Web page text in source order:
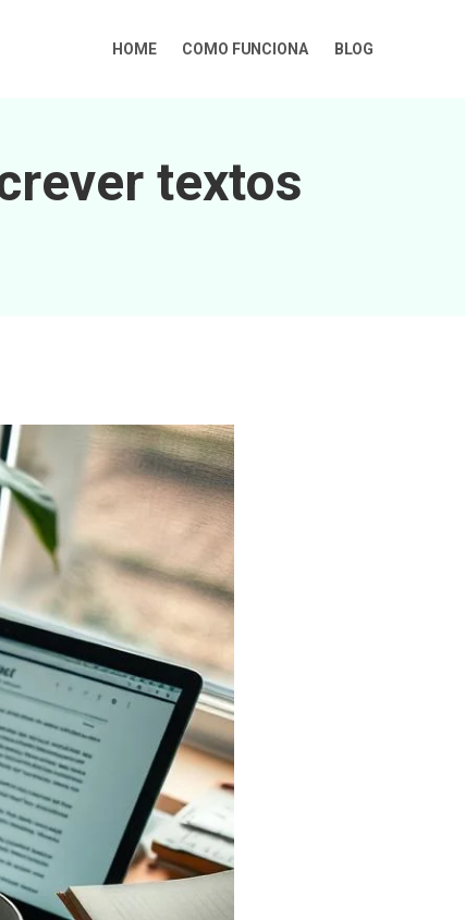
HOME COMO FUNCIONA BLOG
textos